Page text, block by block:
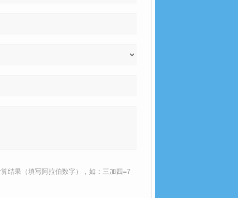
结果（填写阿拉伯数字），如：三加四=7